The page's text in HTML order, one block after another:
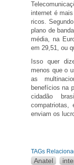
internet é
ricos.
plano de
média, na
em 29,51, ou
Isso quer
menos que o
as
benefícios na
cidadão
compatriotas,
enviam os
TAGs
Anatel